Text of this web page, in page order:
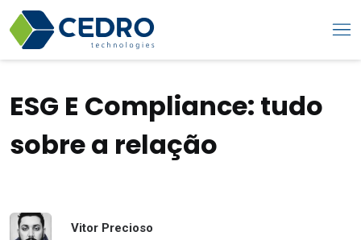
ESG E Compliance: tudo
sobre a relação
Vitor Precioso